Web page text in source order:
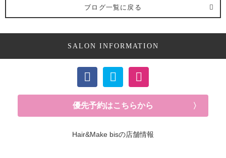
ブログ一覧に戻る
SALON INFORMATION
優先予約はこちらから
Hair&Make bisの店舗情報